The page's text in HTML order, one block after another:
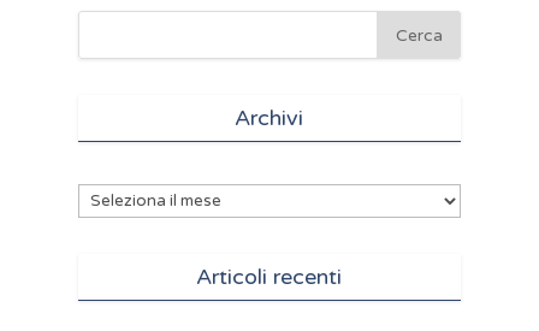
Archivi
Archivi
Articoli recenti